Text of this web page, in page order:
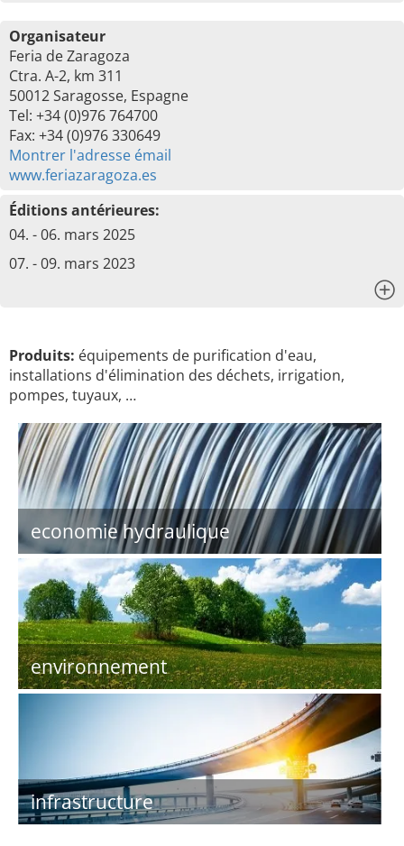
Organisateur
Feria de Zaragoza
Ctra. A-2, km 311
50012 Saragosse, Espagne
Tel: +34 (0)976 764700
Fax: +34 (0)976 330649
Montrer l'adresse émail
www.feriazaragoza.es
Éditions antérieures:
04. - 06. mars 2025
07. - 09. mars 2023
Produits: équipements de purification d'eau,
installations d'élimination des déchets, irrigation,
pompes, tuyaux, …
economie hydraulique
environnement
infrastructure